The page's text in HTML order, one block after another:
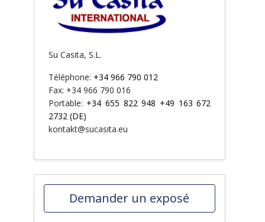
Su Casita, S.L.
Téléphone: +34 966 790 012
Fax: +34 966 790 016
Portable: +34 655 822 948 +49 163 672
2732 (DE)
kontakt@sucasita.eu
Demander un exposé